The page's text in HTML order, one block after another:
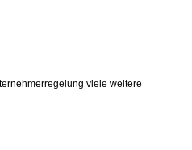
viele weitere